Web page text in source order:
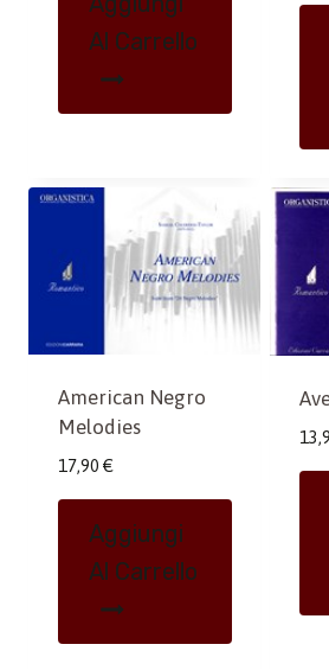
Al Carrello
American Negro
Melodies
17,90 €
Aggiungi
Al Carrello